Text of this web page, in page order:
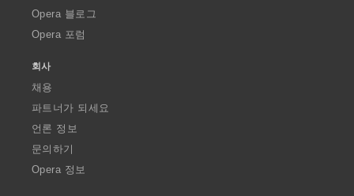
Opera 블로그
Opera 포럼
회사
채용
파트너가 되세요
언론 정보
문의하기
Opera 정보